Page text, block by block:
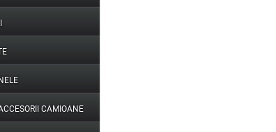
CAMIOANE